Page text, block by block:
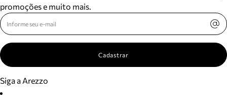
promoções e muito mais.
Cadastrar
Siga a Arezzo